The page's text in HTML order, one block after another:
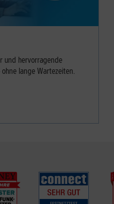
und hervorragende
lange Wartezeiten.